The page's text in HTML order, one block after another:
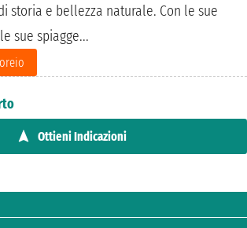
storia e bellezza naturale. Con le sue
sue spiagge...
Ottieni Indicazioni